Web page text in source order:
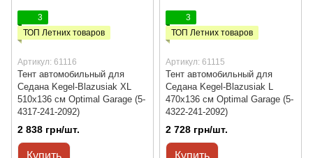
3
ТОП Летних товаров
Артикул: 61116
Тент автомобильный для
Седана Kegel-Blazusiak XL
510x136 см Optimal Garage (5-
4317-241-2092)
2 838 грн/шт.
Купить
3
ТОП Летних товаров
Артикул: 61115
Тент автомобильный для
Седана Kegel-Blazusiak L
470x136 см Optimal Garage (5-
4322-241-2092)
2 728 грн/шт.
Купить